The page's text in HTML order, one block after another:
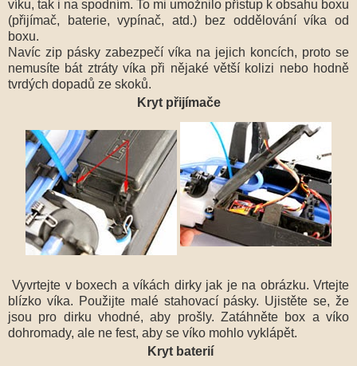
víku, tak i na spodním. To mi umožnilo přístup k obsahu boxu
(přijímač, baterie, vypínač, atd.) bez oddělování víka od
boxu.
Navíc zip pásky zabezpečí víka na jejich koncích, proto se
nemusíte bát ztráty víka při nějaké větší kolizi nebo hodně
tvrdých dopadů ze skoků.
Kryt přijímače
Vyvrtejte v boxech a víkách dirky jak je na obrázku. Vrtejte
blízko víka. Použijte malé stahovací pásky. Ujistěte se, že
jsou pro dirku vhodné, aby prošly. Zatáhněte box a víko
dohromady, ale ne fest, aby se víko mohlo vyklápět.
Kryt baterií